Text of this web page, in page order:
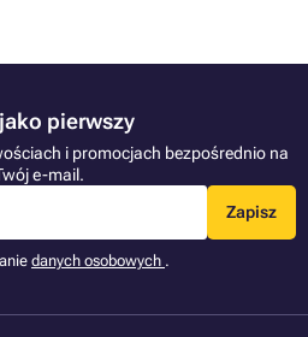
pierwszy
i promocjach bezpośrednio na
e-mail.
Zapisz
danych osobowych .